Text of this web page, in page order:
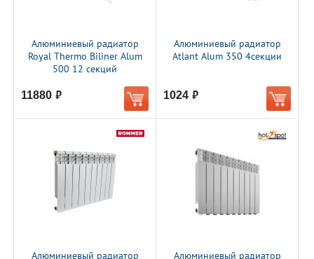
Алюминиевый радиатор
Royal Thermo Biliner Alum
500 12 секций
11880 руб.
Алюминиевый радиатор
Atlant Alum 350 4секции
1024 руб.
Алюминиевый радиатор
Алюминиевый радиатор